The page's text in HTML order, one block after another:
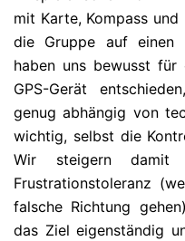
mit Karte, Kompass
die Gruppe auf einen
haben uns bewusst für
GPS-Gerät
genug abhängig von
wichtig, selbst die
Wir steigern damit
Frustrationstoleranz
falsche Richtung
das Ziel eigenständig